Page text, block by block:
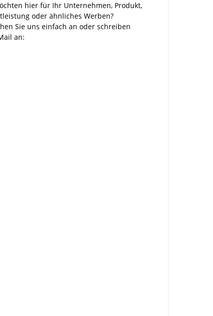
hier für Ihr Unternehmen, Produkt,
oder ähnliches Werben?
Sie uns einfach an oder schreiben
an: